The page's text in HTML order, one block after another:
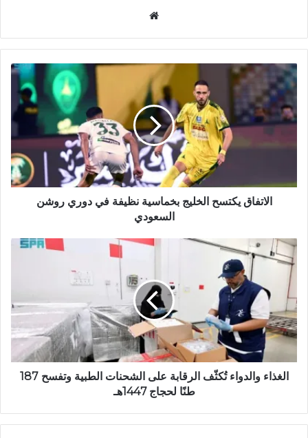
ق
ع
ا
ل
و
ي
ب
الاتفاق يكتسح الخليج بخماسية نظيفة في دوري روشن
السعودي
الغذاء والدواء تُكثّف الرقابة على الشحنات الطبية وتفسح 187
طنًا لحجاج 1447هـ